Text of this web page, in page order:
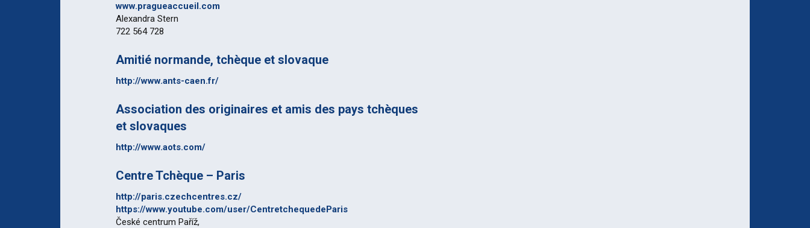
www.pragueaccueil.com
Alexandra Stern
722 564 728
Amitié normande, tchèque et slovaque
http://www.ants-caen.fr/
Association des originaires et amis des pays tchèques
et slovaques
http://www.aots.com/
Centre Tchèque – Paris
http://paris.czechcentres.cz/
https://www.youtube.com/user/CentretchequedeParis
České centrum Paříž,